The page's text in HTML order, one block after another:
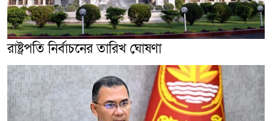
রাষ্ট্রপতি নির্বাচনের তারিখ ঘোষণা